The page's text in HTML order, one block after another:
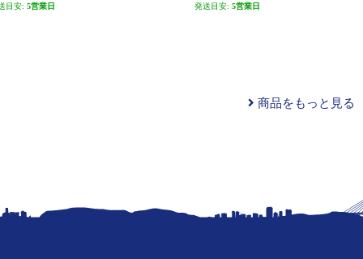
目安: 5営業日
発送目安: 5営業日
商品をもっと見る